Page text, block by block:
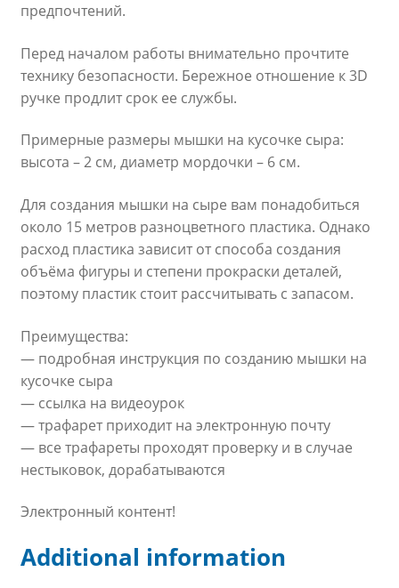
предпочтений.
Перед началом работы внимательно прочтите
технику безопасности. Бережное отношение к 3D
ручке продлит срок ее службы.
Примерные размеры мышки на кусочке сыра:
высота – 2 см, диаметр мордочки – 6 см.
Для создания мышки на сыре вам понадобиться
около 15 метров разноцветного пластика. Однако
расход пластика зависит от способа создания
объёма фигуры и степени прокраски деталей,
поэтому пластик стоит рассчитывать с запасом.
Преимущества:
— подробная инструкция по созданию мышки на
кусочке сыра
— ссылка на видеоурок
— трафарет приходит на электронную почту
— все трафареты проходят проверку и в случае
нестыковок, дорабатываются
Электронный контент!
Additional information